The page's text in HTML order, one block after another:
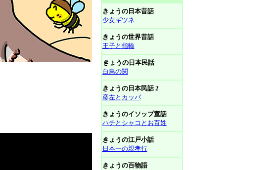
きょうの日本昔話
少女ギツネ
きょうの世界昔話
王子と指輪
きょうの日本民話
白鳥の関
きょうの日本民話 2
彦左とカッパ
きょうのイソップ童話
ハチとシャコとお百姓
きょうの江戸小話
日本一の親孝行
きょうの百物語